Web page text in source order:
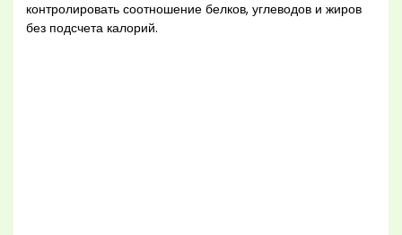
контролировать соотношение белков, углеводов и жиров
без подсчета калорий.